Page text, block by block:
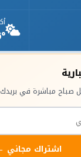
مباشرة في بريدك. انضم لـ
اشتراك مجاني